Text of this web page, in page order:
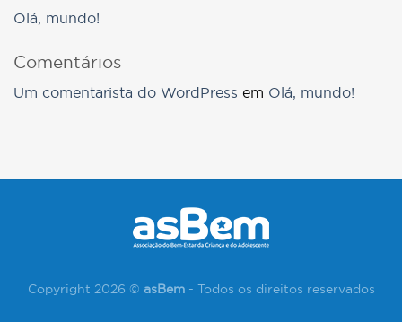
Olá, mundo!
Comentários
Um comentarista do WordPress em Olá, mundo!
Copyright 2026 © asBem- Todos os direitos reservados